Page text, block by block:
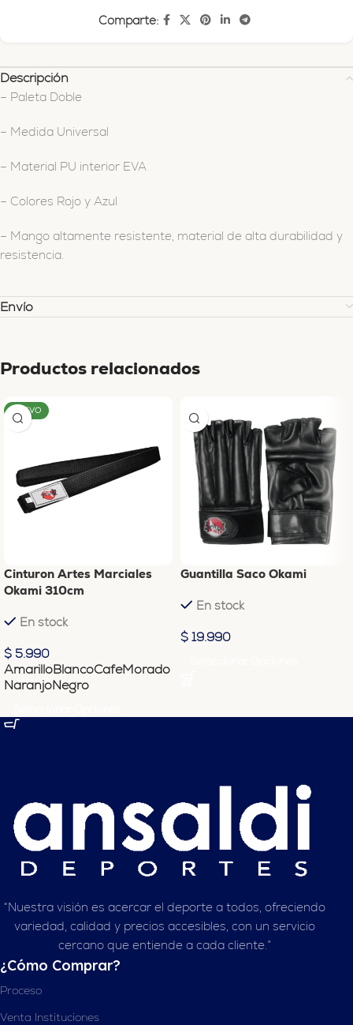
Comparte:
Descripción
– Paleta Doble
– Medida Universal
– Material PU interior EVA
– Colores Rojo y Azul
– Mango altamente resistente, material de alta durabilidad y
resistencia.
Envío
Productos relacionados
NUEVO
Cinturon Artes Marciales
Okami 310cm
En stock
$ 5.990
AmarilloBlancoCafeMorado
NaranjoNegro
Guantilla Saco Okami
En stock
$ 19.990
“Nuestra visión es acercar el deporte a todos, ofreciendo
variedad, calidad y precios accesibles, con un servicio
cercano que entiende a cada cliente.”
¿Cómo Comprar?
Proceso
Venta Instituciones